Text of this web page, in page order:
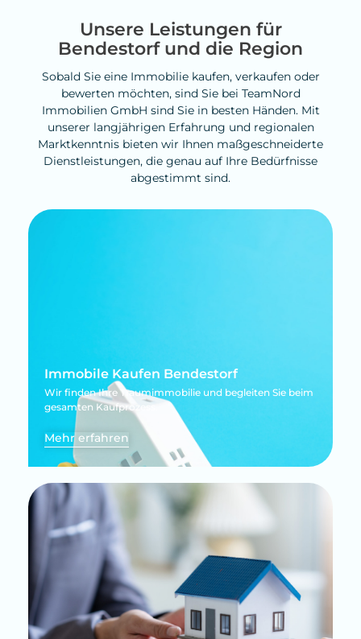
Unsere Leistungen für
Bendestorf und die Region
Sobald Sie eine Immobilie kaufen, verkaufen oder
bewerten möchten, sind Sie bei TeamNord
Immobilien GmbH sind Sie in besten Händen. Mit
unserer langjährigen Erfahrung und regionalen
Marktkenntnis bieten wir Ihnen maßgeschneiderte
Dienstleistungen, die genau auf Ihre Bedürfnisse
abgestimmt sind.
Immobile Kaufen Bendestorf
Wir finden Ihre Traumimmobilie und begleiten Sie beim
gesamten Kaufprozess.
Mehr erfahren